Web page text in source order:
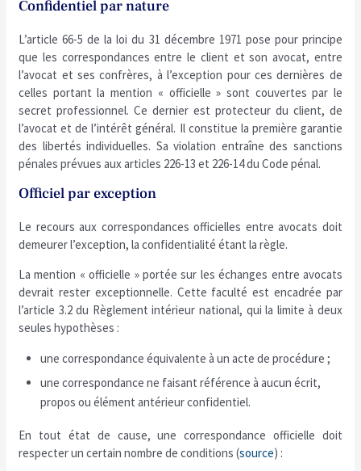
Confidentiel par nature
L’article 66-5 de la loi du 31 décembre 1971 pose pour principe
que les correspondances entre le client et son avocat, entre
l’avocat et ses confrères, à l’exception pour ces dernières de
celles portant la mention « officielle » sont couvertes par le
secret professionnel. Ce dernier est protecteur du client, de
l’avocat et de l’intérêt général. Il constitue la première garantie
des libertés individuelles. Sa violation entraîne des sanctions
pénales prévues aux articles 226-13 et 226-14 du Code pénal.
Officiel par exception
Le recours aux correspondances officielles entre avocats doit
demeurer l’exception, la confidentialité étant la règle.
La mention « officielle » portée sur les échanges entre avocats
devrait rester exceptionnelle. Cette faculté est encadrée par
l’article 3.2 du Règlement intérieur national, qui la limite à deux
seules hypothèses :
une correspondance équivalente à un acte de procédure ;
une correspondance ne faisant référence à aucun écrit,
propos ou élément antérieur confidentiel.
En tout état de cause, une correspondance officielle doit
respecter un certain nombre de conditions (source) :